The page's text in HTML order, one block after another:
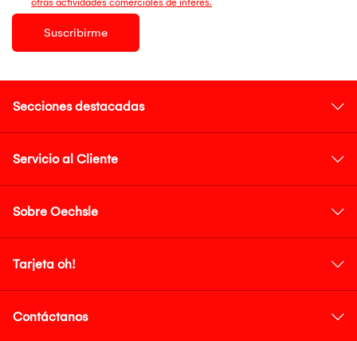
otras actividades comerciales de interés.
Suscribirme
Secciones destacadas
Servicio al Cliente
Sobre Oechsle
Tarjeta oh!
Contáctanos